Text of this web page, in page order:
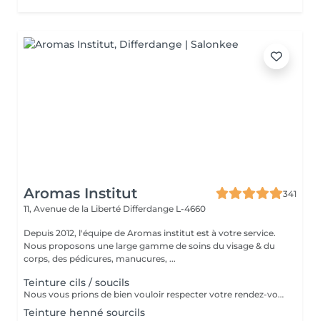
Aromas Institut
341
11, Avenue de la Liberté Differdange L-4660
Depuis 2012, l'équipe de Aromas institut est à votre service.
Nous proposons une large gamme de soins du visage & du
corps, des pédicures, manucures, ...
Teinture cils / soucils
Nous vous prions de bien vouloir respecter votre rendez-vous. En prenant rendez-vous, vous occupez une place, dont une autre personne aurait éventuellement besoin. Tout rendez-vous non annulé 24h en avance, est susceptible d'être facturé. (Si vous ne pouvez pas vous présenter à votre RDV, proposez-le éventuellement à un proche ou à un ami) Toute l'équipe de Aromas Institut vous remercie pour votre respect et votre compréhension.
Teinture henné sourcils